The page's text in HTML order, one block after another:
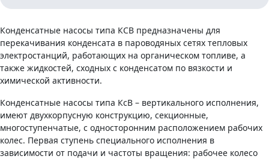
Конденсатные насосы типа КСВ предназначены для
перекачивания конденсата в пароводяных сетях тепловых
электростанций, работающих на органическом топливе, а
также жидкостей, сходных с конденсатом по вязкости и
химической активности.
Конденсатные насосы типа КсВ – вертикального исполнения,
имеют двухкорпусную конструкцию, секционные,
многоступенчатые, с односторонним расположением рабочих
колес. Первая ступень специального исполнения в
зависимости от подачи и частоты вращения: рабочее колесо